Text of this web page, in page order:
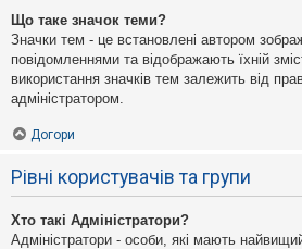
Що таке значок теми?
Значки тем - це встановлені автором
повідомленнями та відображають їхній
використання значків тем залежить від
адміністратором.
Догори
Рівні користувачів та групи
Хто такі Адміністратори?
Адміністратори - особи, які мають